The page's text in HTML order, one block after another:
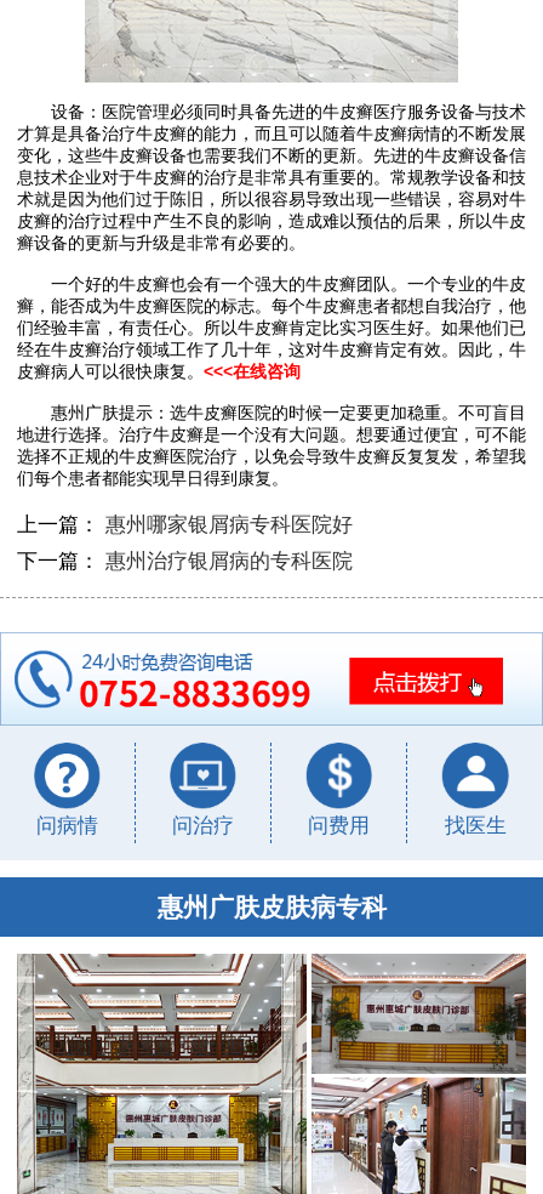
设备：医院管理必须同时具备先进的牛皮癣医疗服务设备与技术
才算是具备治疗牛皮癣的能力，而且可以随着牛皮癣病情的不断发展
变化，这些牛皮癣设备也需要我们不断的更新。先进的牛皮癣设备信
息技术企业对于牛皮癣的治疗是非常具有重要的。常规教学设备和技
术就是因为他们过于陈旧，所以很容易导致出现一些错误，容易对牛
皮癣的治疗过程中产生不良的影响，造成难以预估的后果，所以牛皮
癣设备的更新与升级是非常有必要的。
一个好的牛皮癣也会有一个强大的牛皮癣团队。一个专业的牛皮
癣，能否成为牛皮癣医院的标志。每个牛皮癣患者都想自我治疗，他
们经验丰富，有责任心。所以牛皮癣肯定比实习医生好。如果他们已
经在牛皮癣治疗领域工作了几十年，这对牛皮癣肯定有效。因此，牛
皮癣病人可以很快康复。 <<<在线咨询
惠州广肤提示：选牛皮癣医院的时候一定要更加稳重。不可盲目
地进行选择。治疗牛皮癣是一个没有大问题。想要通过便宜，可不能
选择不正规的牛皮癣医院治疗，以免会导致牛皮癣反复复发，希望我
们每个患者都能实现早日得到康复。
上一篇： 惠州哪家银屑病专科医院好
下一篇： 惠州治疗银屑病的专科医院
问病情 问治疗 问费用 找医生
惠州广肤皮肤病专科